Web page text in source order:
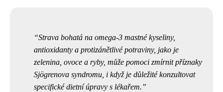
Strava bohatá na omega-3 mastné kyseliny,
antioxidanty a protizánětlivé potraviny, jako je
zelenina, ovoce a ryby, může pomoci zmírnit příznaky
Sjögrenova syndromu, i když je důležité konzultovat
specifické dietní úpravy s lékařem.